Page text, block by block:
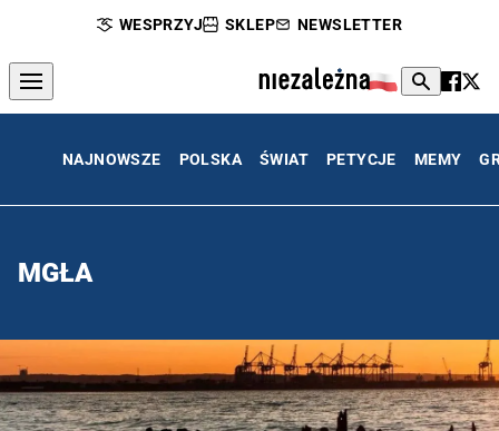
WESPRZYJ SKLEP NEWSLETTER
NAJNOWSZE POLSKA ŚWIAT PETYCJE MEMY
MGŁA